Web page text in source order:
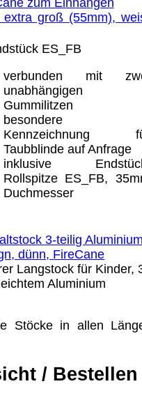
extra groß (55mm),
verbunden mit
unabhängigen
Gummilitzen
besondere
Kennzeichnung
Taubblinde auf Anfrage
inklusive
Rollspitze ES_FB,
Duchmesser
Langstock für Kinder,
Aluminium
Stöcke in allen
/ Bestellen
bestmögliche
the best possible